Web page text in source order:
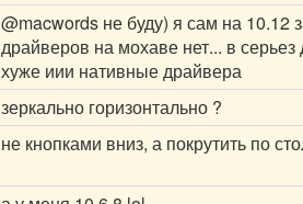
@macwords не буду) я сам на 10.12
драйверов на мохаве нет... в
хуже иии нативные драйвера
зеркально горизонтально ?
не кнопками вниз, а покрутить по